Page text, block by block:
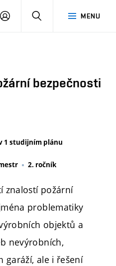
MENU
PŘIHLÁSIT
bezpečnosti
1 studijním plánu
2. ročník
znalostí požární
problematiky
objektů a
nevýrobních,
garáží, ale i řešení